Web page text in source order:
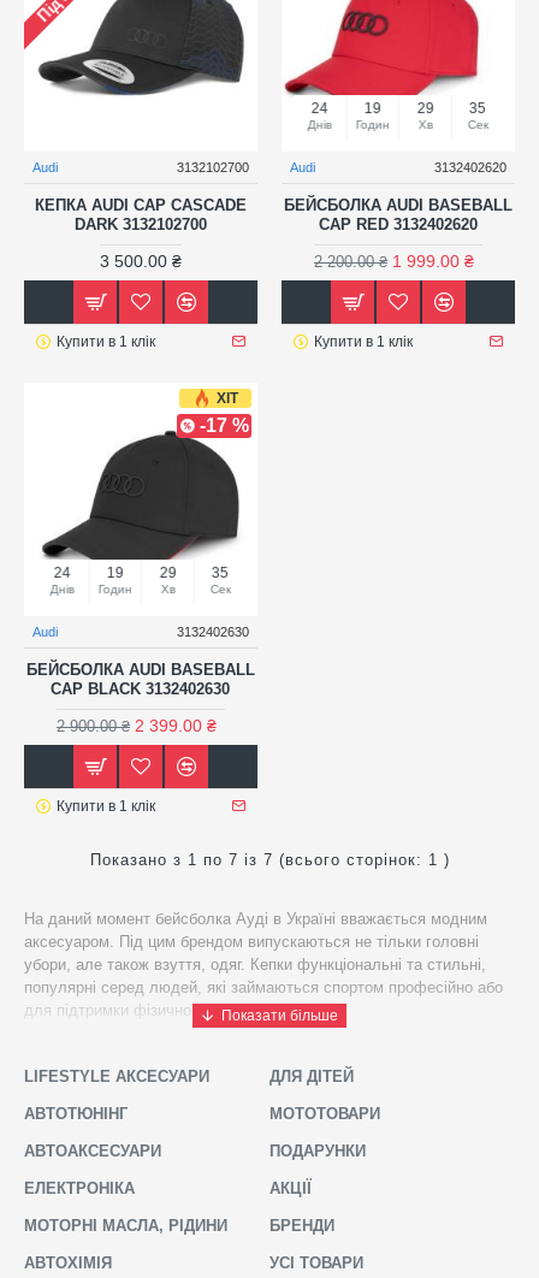
Audi 3132102700
КЕПКА AUDI CAP CASCADE
DARK 3132102700
3 500.00 ₴
Купити в 1 клік
24
Днів
19
Годин
29
Хв
35
Сек
Audi 3132402620
БЕЙСБОЛКА AUDI BASEBALL
CAP RED 3132402620
2 200.00 ₴ 1 999.00 ₴
Купити в 1 клік
ХІТ
-17 %
24
Днів
19
Годин
29
Хв
35
Сек
Audi 3132402630
БЕЙСБОЛКА AUDI BASEBALL
CAP BLACK 3132402630
2 900.00 ₴ 2 399.00 ₴
Купити в 1 клік
Показано з 1 по 7 із 7 (всього сторінок: 1 )
На даний момент бейсболка Ауді в Україні вважається модним
аксесуаром. Під цим брендом випускаються не тільки головні
убори, але також взуття, одяг. Кепки функціональні та стильні,
популярні серед людей, які займаються спортом професійно або
для підтримки фізичного стану тіла.
застібки, формою козирка. Для виготовлення застосовуються
правило, вироби прикрашені відомим логотипом бренду.
Найчастіше бейсболки Audi в Україні купують бейсболісти,
баскетболісти, футболісти, а також любителі стильних, якісних
LIFESTYLE АКСЕСУАРИ
АВТОТЮНІНГ
АВТОАКСЕСУАРИ
ЕЛЕКТРОНІКА
МОТОРНІ МАСЛА, РІДИНИ
АВТОХІМІЯ
ДЛЯ ДІТЕЙ
МОТОТОВАРИ
ПОДАРУНКИ
АКЦІЇ
БРЕНДИ
УСІ ТОВАРИ